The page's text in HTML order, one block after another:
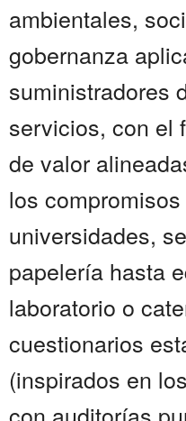
ambientales,
gobernanza
suministradores
servicios, con el
de valor
los
universidades,
papelería hasta
laboratorio o
cuestionarios
(inspirados en